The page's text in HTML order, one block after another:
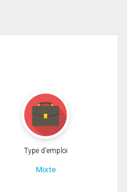
Type d'emploi
Mixte